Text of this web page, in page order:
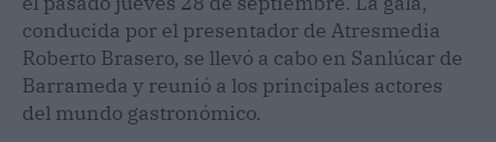
conducida por el presentador de Atresmedia
Roberto Brasero, se llevó a cabo en Sanlúcar de
Barrameda y reunió a los principales actores
del mundo gastronómico.